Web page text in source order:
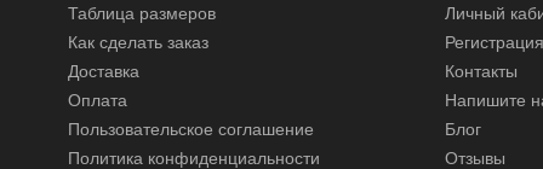
Таблица размеров
Как сделать заказ
Доставка
Оплата
Пользовательское соглашение
Политика конфиденциальности
Личный
Регистрация
Контакты
Напишите
Блог
Отзывы